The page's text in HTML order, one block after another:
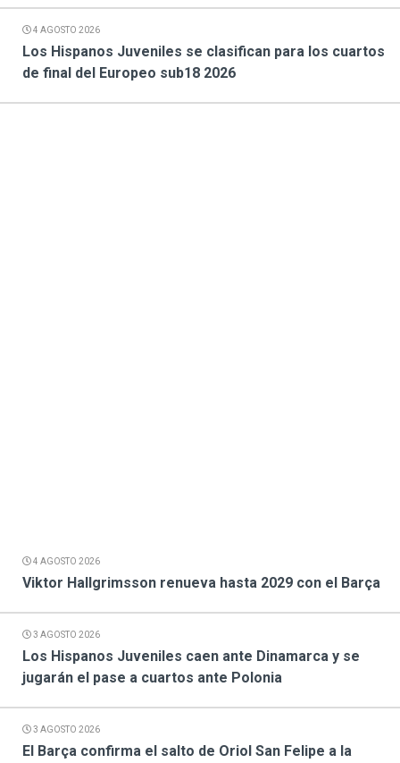
4 AGOSTO 2026
Los Hispanos Juveniles se clasifican para los cuartos
de final del Europeo sub18 2026
4 AGOSTO 2026
Viktor Hallgrimsson renueva hasta 2029 con el Barça
3 AGOSTO 2026
Los Hispanos Juveniles caen ante Dinamarca y se
jugarán el pase a cuartos ante Polonia
3 AGOSTO 2026
El Barça confirma el salto de Oriol San Felipe a la